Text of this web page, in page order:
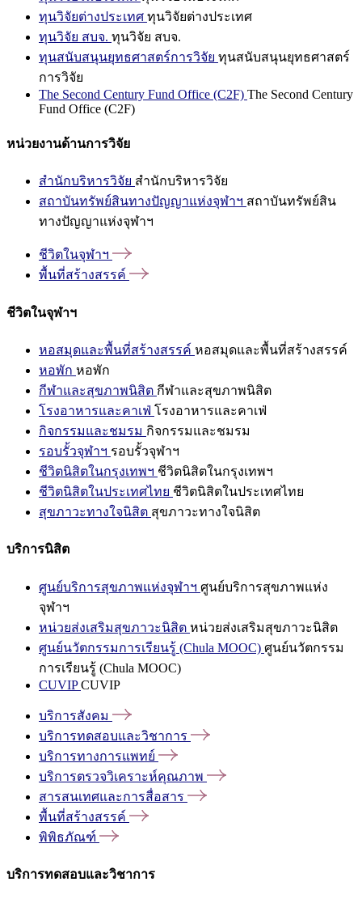
ทุนวิจัยต่างประเทศ ทุนวิจัยต่างประเทศ
ทุนวิจัย สบจ. ทุนวิจัย สบจ.
ทุนสนับสนุนยุทธศาสตร์การวิจัย ทุนสนับสนุนยุทธศาสตร์
การวิจัย
The Second Century Fund Office (C2F) The Second Century
Fund Office (C2F)
หน่วยงานด้านการวิจัย
สำนักบริหารวิจัย สำนักบริหารวิจัย
สถาบันทรัพย์สินทางปัญญาแห่งจุฬาฯ สถาบันทรัพย์สิน
ทางปัญญาแห่งจุฬาฯ
ชีวิตในจุฬาฯ
พื้นที่สร้างสรรค์
ชีวิตในจุฬาฯ
หอสมุดและพื้นที่สร้างสรรค์ หอสมุดและพื้นที่สร้างสรรค์
หอพัก หอพัก
กีฬาและสุขภาพนิสิต กีฬาและสุขภาพนิสิต
โรงอาหารและคาเฟ่ โรงอาหารและคาเฟ่
กิจกรรมและชมรม กิจกรรมและชมรม
รอบรั้วจุฬาฯ รอบรั้วจุฬาฯ
ชีวิตนิสิตในกรุงเทพฯ ชีวิตนิสิตในกรุงเทพฯ
ชีวิตนิสิตในประเทศไทย ชีวิตนิสิตในประเทศไทย
สุขภาวะทางใจนิสิต สุขภาวะทางใจนิสิต
บริการนิสิต
ศูนย์บริการสุขภาพแห่งจุฬาฯ ศูนย์บริการสุขภาพแห่ง
จุฬาฯ
หน่วยส่งเสริมสุขภาวะนิสิต หน่วยส่งเสริมสุขภาวะนิสิต
ศูนย์นวัตกรรมการเรียนรู้ (Chula MOOC) ศูนย์นวัตกรรม
การเรียนรู้ (Chula MOOC)
CUVIPCUVIP
บริการสังคม
บริการทดสอบและวิชาการ
บริการทางการแพทย์
บริการตรวจวิเคราะห์คุณภาพ
สารสนเทศและการสื่อสาร
พื้นที่สร้างสรรค์
พิพิธภัณฑ์
บริการทดสอบและวิชาการ